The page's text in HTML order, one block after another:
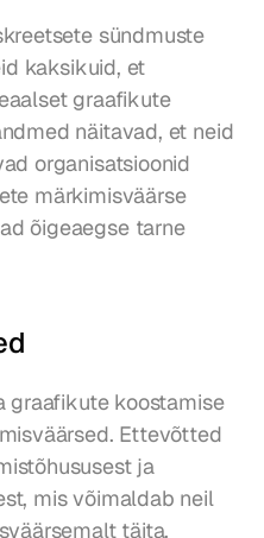
sündmuste
kaksikuid, et
graafikute
näitavad, et neid
organisatsioonid
märkimisväärse
õigeaegse tarne
graafikute koostamise
Ettevõtted
ja
mis võimaldab neil
täita.